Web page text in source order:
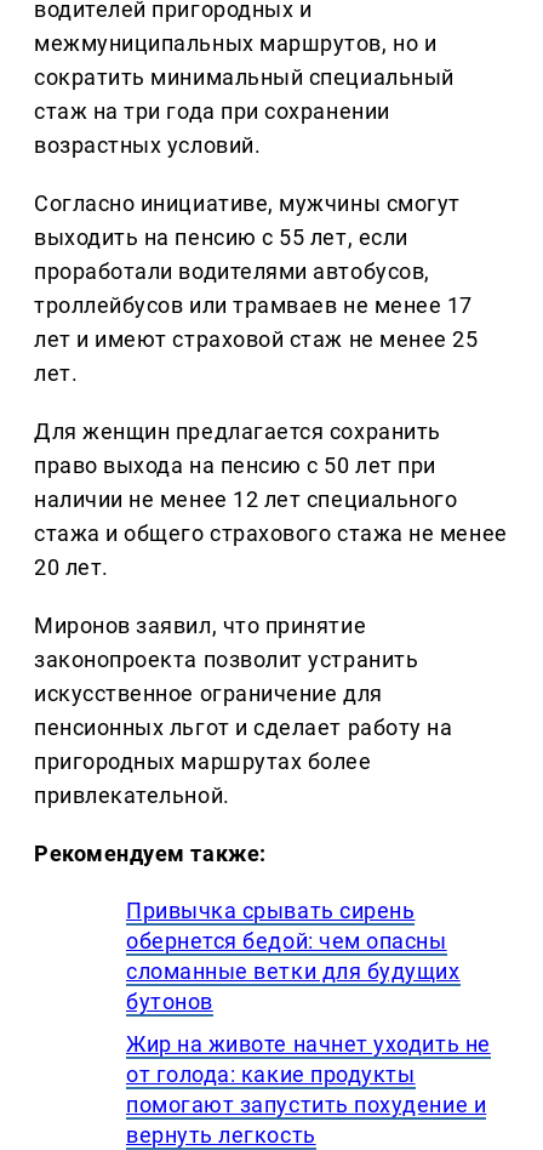
водителей пригородных и
межмуниципальных маршрутов, но и
сократить минимальный специальный
стаж на три года при сохранении
возрастных условий.
Согласно инициативе, мужчины смогут
выходить на пенсию с 55 лет, если
проработали водителями автобусов,
троллейбусов или трамваев не менее 17
лет и имеют страховой стаж не менее 25
лет.
Для женщин предлагается сохранить
право выхода на пенсию с 50 лет при
наличии не менее 12 лет специального
стажа и общего страхового стажа не менее
20 лет.
Миронов заявил, что принятие
законопроекта позволит устранить
искусственное ограничение для
пенсионных льгот и сделает работу на
пригородных маршрутах более
привлекательной.
Рекомендуем также:
Привычка срывать сирень
обернется бедой: чем опасны
сломанные ветки для будущих
бутонов
Жир на животе начнет уходить не
от голода: какие продукты
помогают запустить похудение и
вернуть легкость